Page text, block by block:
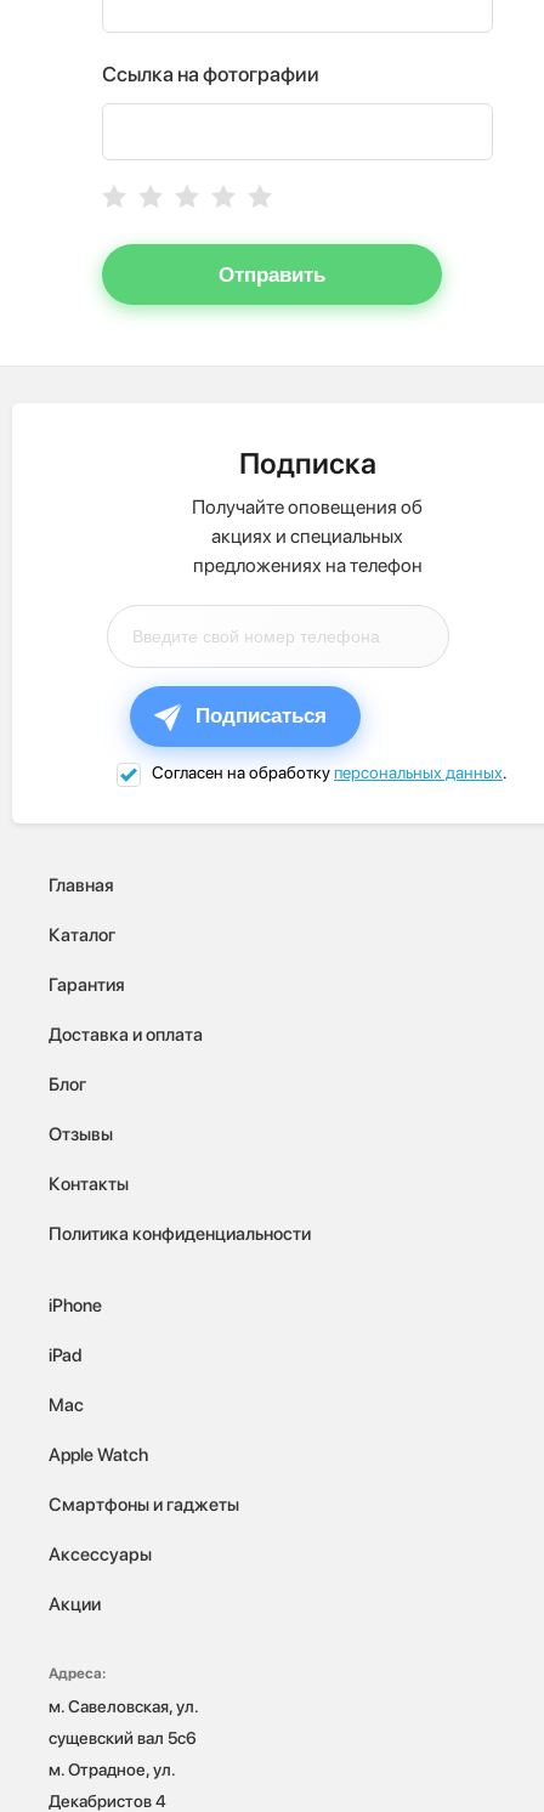
Ссылка на фотографии
Отправить
Подписка
Получайте оповещения об
акциях и специальных
предложениях на телефон
Подписаться
Согласен на обработкуперсональных данных.
Главная
Каталог
Гарантия
Доставка и оплата
Блог
Отзывы
Контакты
Политика конфиденциальности
iPhone
iPad
Mac
Apple Watch
Смартфоны и гаджеты
Аксессуары
Акции
Адреса:
м. Савеловская, ул.
сущевский вал 5с6
м. Отрадное, ул.
Декабристов 4